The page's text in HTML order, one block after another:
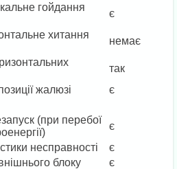
гойдання
є
хитання
немає
так
жалюзі
є
(при перебої
є
несправності
є
блоку
є